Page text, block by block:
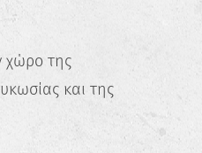
χώρο της
και της